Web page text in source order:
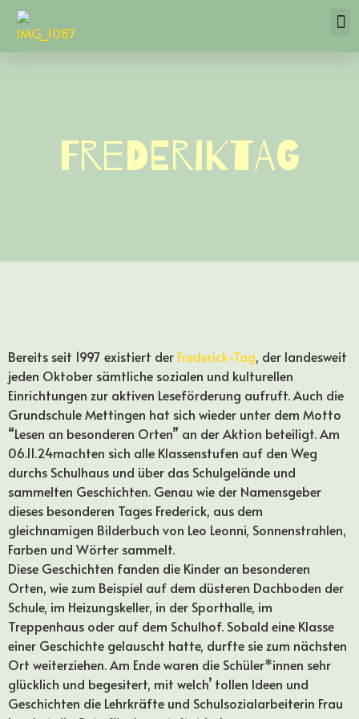
Frederiktag
Bereits seit 1997 existiert der Frederick-Tag, der landesweit
jeden Oktober sämtliche sozialen und kulturellen
Einrichtungen zur aktiven Leseförderung aufruft. Auch die
Grundschule Mettingen hat sich wieder unter dem Motto
“Lesen an besonderen Orten” an der Aktion beteiligt. Am
06.11.24machten sich alle Klassenstufen auf den Weg
durchs Schulhaus und über das Schulgelände und
sammelten Geschichten. Genau wie der Namensgeber
dieses besonderen Tages Frederick, aus dem
gleichnamigen Bilderbuch von Leo Leonni, Sonnenstrahlen,
Farben und Wörter sammelt.
Diese Geschichten fanden die Kinder an besonderen
Orten, wie zum Beispiel auf dem düsteren Dachboden der
Schule, im Heizungskeller, in der Sporthalle, im
Treppenhaus oder auf dem Schulhof. Sobald eine Klasse
einer Geschichte gelauscht hatte, durfte sie zum nächsten
Ort weiterziehen. Am Ende waren die Schüler*innen sehr
glücklich und begesitert, mit welch’ tollen Ideen und
Geschichten die Lehrkräfte und Schulsozialarbeiterin Frau